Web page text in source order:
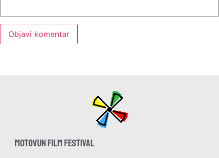
MOTOVUN FILM FESTIVAL